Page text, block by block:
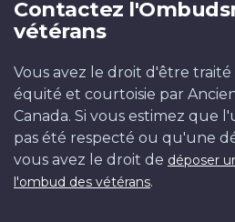
Contactez
vétérans
Vous avez le droit d'être
équité et courtoisie par
Canada. Si vous estimez que
pas été respecté ou qu'une
vous avez le droit de déposer
l'ombud des vétérans.